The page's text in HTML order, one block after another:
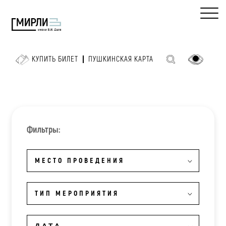
КУПИТЬ БИЛЕТ ПУШКИНСКАЯ КАРТА
Фильтры:
МЕСТО ПРОВЕДЕНИЯ
ТИП МЕРОПРИЯТИЯ